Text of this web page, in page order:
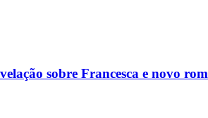
sobre Francesca e novo